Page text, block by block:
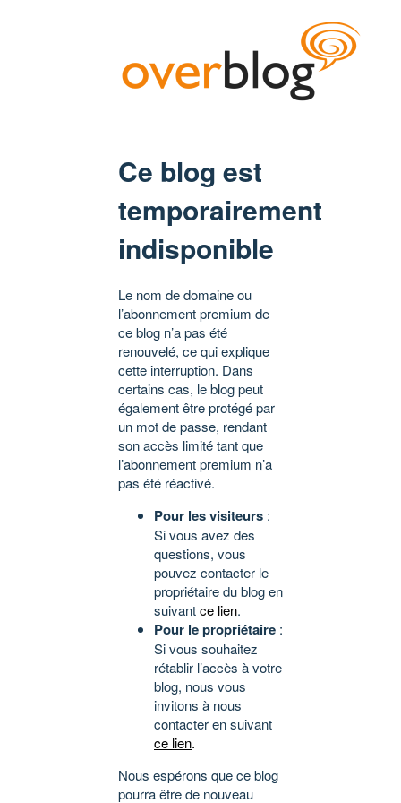
Ce blog est
temporairement
indisponible
Le nom de domaine ou
l’abonnement premium de
ce blog n’a pas été
renouvelé, ce qui explique
cette interruption. Dans
certains cas, le blog peut
également être protégé par
un mot de passe, rendant
son accès limité tant que
l’abonnement premium n’a
pas été réactivé.
Pour les visiteurs :
Si vous avez des
questions, vous
pouvez contacter le
propriétaire du blog en
suivantce lien.
Pour le propriétaire :
Si vous souhaitez
rétablir l’accès à votre
blog, nous vous
invitons à nous
contacter en suivant
ce lien.
Nous espérons que ce blog
pourra être de nouveau